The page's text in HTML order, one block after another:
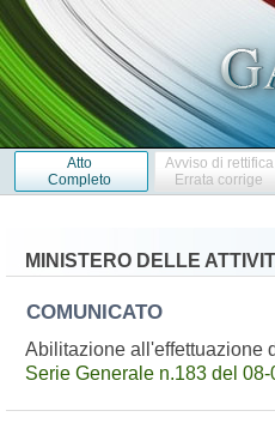
Atto
Completo
Avviso di rettifica
Errata corrige
MINISTERO DELLE
COMUNICATO
Abilitazione all'effettuazione
Serie Generale n.183 del 08-